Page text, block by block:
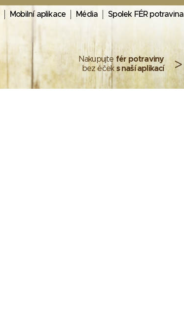
Mobilní aplikace Média Spolek FÉR potravina
Nakupujte fér potraviny
bez éček s naší aplikací >